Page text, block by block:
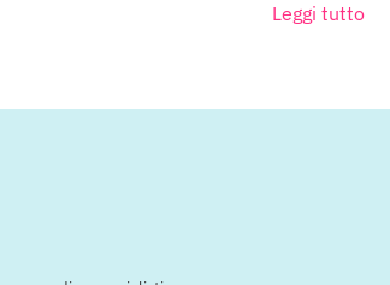
Leggi tutto